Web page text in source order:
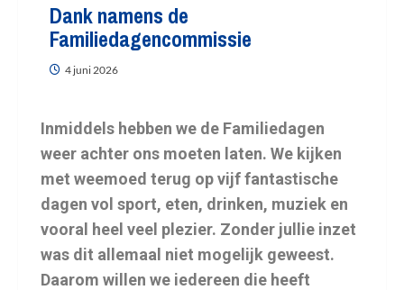
Dank namens de
Familiedagencommissie
4 juni 2026
Inmiddels hebben we de Familiedagen
weer achter ons moeten laten. We kijken
met weemoed terug op vijf fantastische
dagen vol sport, eten, drinken, muziek en
vooral heel veel plezier. Zonder jullie inzet
was dit allemaal niet mogelijk geweest.
Daarom willen we iedereen die heeft